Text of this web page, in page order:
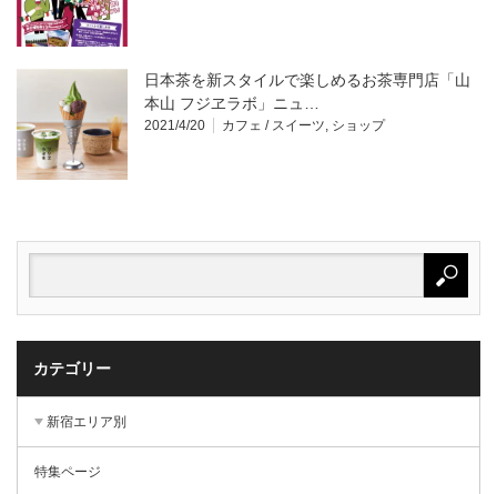
日本茶を新スタイルで楽しめるお茶専門店「山
本山 フジヱラボ」ニュ…
2021/4/20 カフェ / スイーツ, ショップ
カテゴリー
新宿エリア別
特集ページ